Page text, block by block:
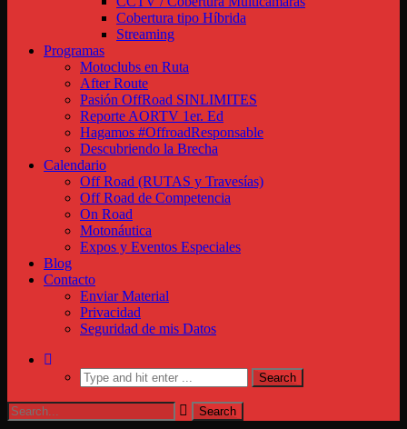
Cobertura tipo Híbrida
Streaming
Programas
Motoclubs en Ruta
After Route
Pasión OffRoad SINLIMITES
Reporte AORTV 1er. Ed
Hagamos #OffroadResponsable
Descubriendo la Brecha
Calendario
Off Road (RUTAS y Travesías)
Off Road de Competencia
On Road
Motonáutica
Expos y Eventos Especiales
Blog
Contacto
Enviar Material
Privacidad
Seguridad de mis Datos